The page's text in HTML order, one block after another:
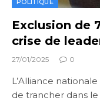
Exclusion de
crise de
27/01/2025 0
L’Alliance
de trancher dans